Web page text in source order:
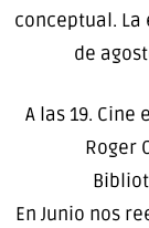
conceptual. La
de
A las 19. Cine
Roger
En Junio nos